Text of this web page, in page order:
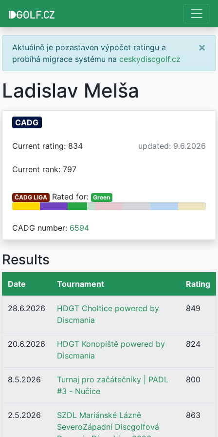
Aktuálně je pozastaven výpočet ratingu a
probíhá migrace systému na ceskydiscgolf.cz
×
Ladislav Melša
CADG
Current rating: 834 updated: 9.6.2026
Current rank: 797
ČADG LIGA Rated for: Green
CADG number: 6594
Results
Date Tournament Rating
28.6.2026
HDGT Choltice powered by
Discmania
849
20.6.2026
HDGT Konopiště powered by
Discmania
824
8.5.2026
Turnaj pro začátečníky | PADL
#3 - Nučice
800
2.5.2026
SZDL Mariánské Lázně
SeveroZápadní Discgolfová
863